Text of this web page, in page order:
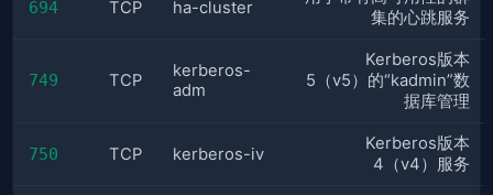
694 TCP ha-cluster
集的心跳服务
749 TCP
kerberos-
adm
Kerberos版本
5（v5）的“kadmin”数
据库管理
750 TCP kerberos-iv
Kerberos版本
4（v4）服务